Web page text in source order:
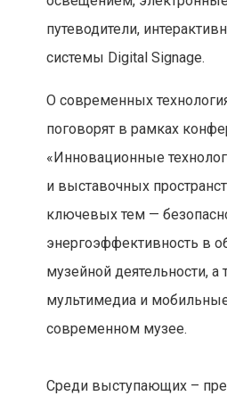
путеводители,
системы Digital Signage.
О современных
поговорят в рамках
«Инновационные
и выставочных
ключевых тем —
энергоэффективность в
музейной деятельности, а
мультимедиа и
современном музее.
Среди выступающих –